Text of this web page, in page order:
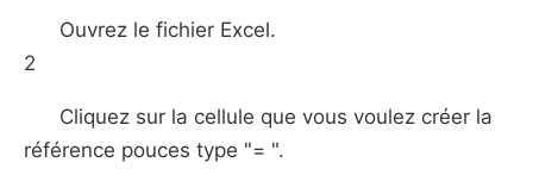
Ouvrez le fichier Excel.
2
Cliquez sur la cellule que vous voulez créer la
référence pouces type "= ".